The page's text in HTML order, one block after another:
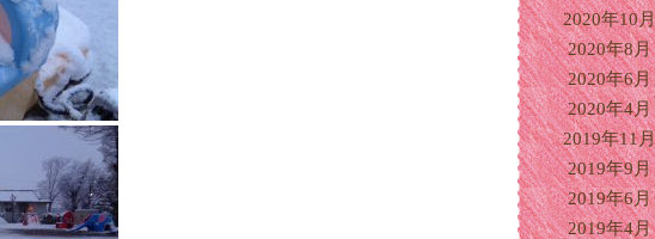
2020年10月
2020年8月
2020年6月
2020年4月
2019年11月
2019年9月
2019年6月
2019年4月